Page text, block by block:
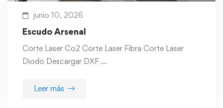
junio 10, 2026
Escudo Arsenal
Corte Laser Co2 Corte Laser Fibra Corte Laser
Diodo Descargar DXF …
Leer más